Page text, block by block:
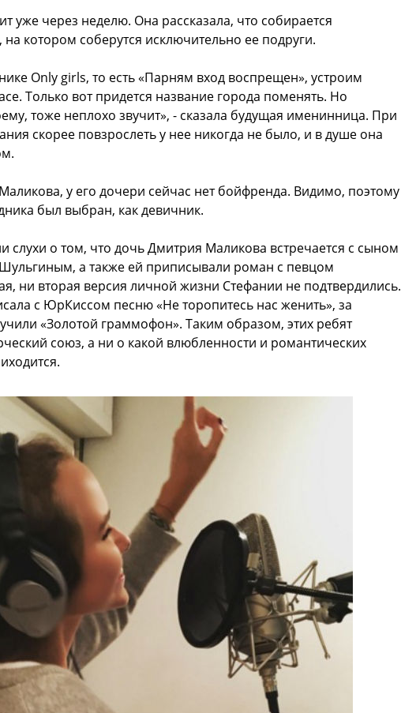
уже через неделю. Она рассказала, что собирается
котором соберутся исключительно ее подруги.
Only girls, то есть «Парням вход воспрещен», устроим
Только вот придется название города поменять. Но
тоже неплохо звучит», - сказала будущая именинница. При
скорее повзрослеть у нее никогда не было, и в душе она
у его дочери сейчас нет бойфренда. Видимо, поэтому
был выбран, как девичник.
слухи о том, что дочь Дмитрия Маликова встречается с сыном
а также ей приписывали роман с певцом
ни вторая версия личной жизни Стефании не подтвердились.
с ЮрКиссом песню «Не торопитесь нас женить», за
«Золотой граммофон». Таким образом, этих ребят
союз, а ни о какой влюбленности и романтических